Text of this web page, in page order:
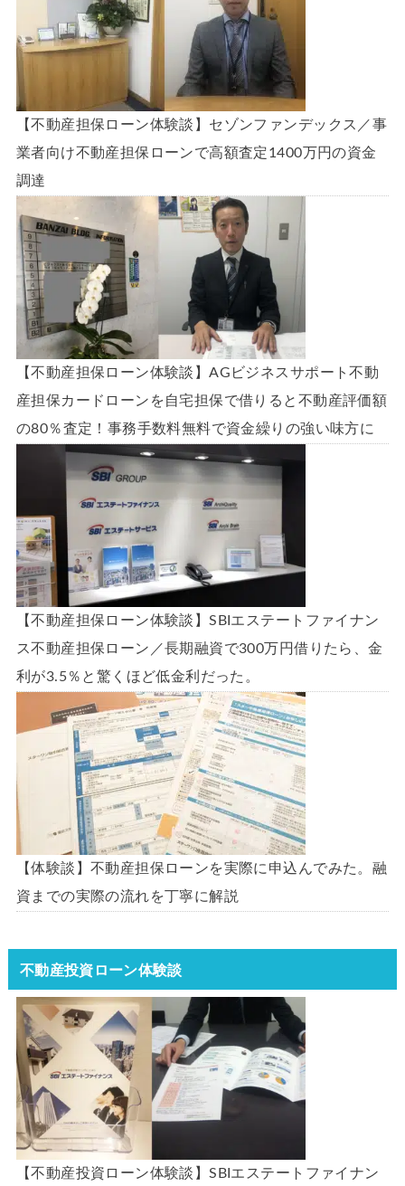
【不動産担保ローン体験談】セゾンファンデックス／事
業者向け不動産担保ローンで高額査定1400万円の資金
調達
【不動産担保ローン体験談】AGビジネスサポート不動
産担保カードローンを自宅担保で借りると不動産評価額
の80％査定！事務手数料無料で資金繰りの強い味方に
【不動産担保ローン体験談】SBIエステートファイナン
ス不動産担保ローン／長期融資で300万円借りたら、金
利が3.5％と驚くほど低金利だった。
【体験談】不動産担保ローンを実際に申込んでみた。融
資までの実際の流れを丁寧に解説
不動産投資ローン体験談
【不動産投資ローン体験談】SBIエステートファイナン